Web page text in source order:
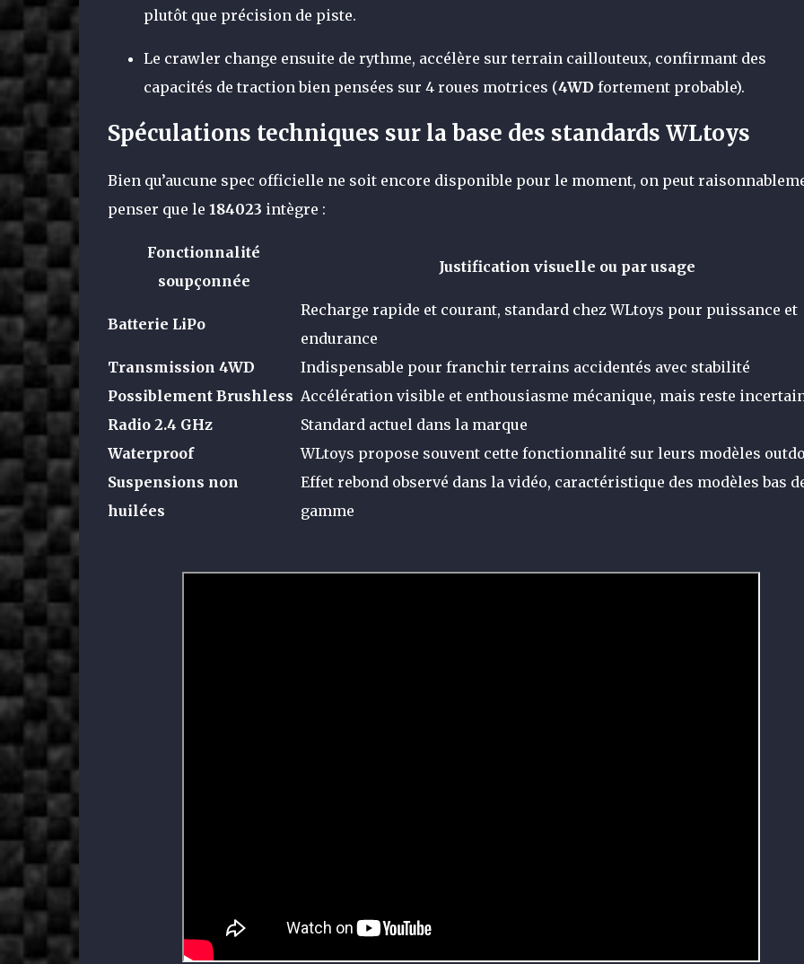
plutôt que précision de piste.
Le crawler change ensuite de rythme, accélère sur terrain caillouteux, confirmant des
capacités de traction bien pensées sur 4 roues motrices (4WD fortement probable).
Spéculations techniques sur la base des standards WLtoys
Bien qu’aucune spec officielle ne soit encore disponible pour le moment, on peut
penser que le 184023 intègre :
Fonctionnalité
soupçonnée
Justification visuelle ou par usage
Batterie LiPo
Recharge rapide et courant, standard chez WLtoys pour puissance et
endurance
Transmission 4WD
Indispensable pour franchir terrains accidentés avec stabilité
Possiblement Brushless Accélération visible et enthousiasme mécanique, mais reste
Radio 2.4 GHz
Standa rd actuel dans la marque
Waterproof
WLtoys propose souvent cette fonctionnalité sur leurs modèles
Suspensions non
huilées
Effet rebond observé dans la vidéo, caractéristique des modèles bas
gamme